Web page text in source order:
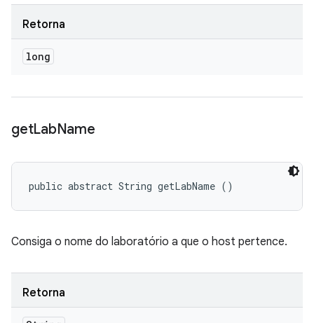
Retorna
long
getLabName
public abstract String getLabName ()
Consiga o nome do laboratório a que o host pertence.
Retorna